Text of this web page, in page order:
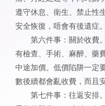
遵守休息、衛生、禁止性
安全恢復，唔會有後遺症。
第六件事：關於收費
有檢查、手術、麻醉、藥
中途加價。低價陷阱一定
數後續都會亂收費，而且
第七件事：往返安排